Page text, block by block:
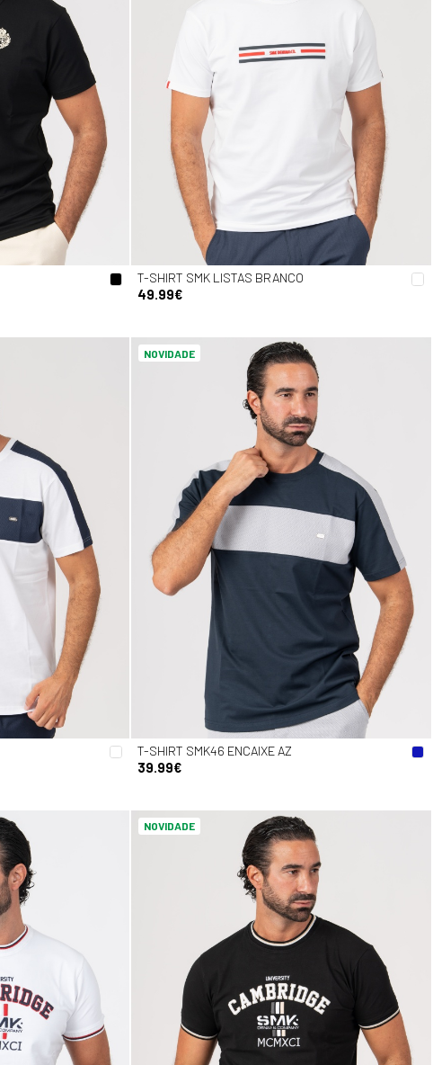
T-SHIRT SMK LISTAS BRANCO
49.99€
NOVIDADE
T-SHIRT SMK46 ENCAIXE AZ
39.99€
NOVIDADE